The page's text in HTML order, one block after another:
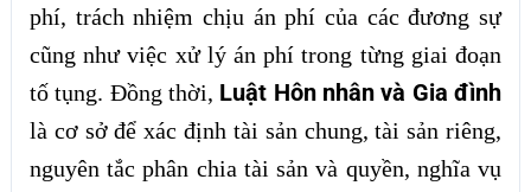
phí, trách nhiệm chịu án phí của các đương sự
cũng như việc xử lý án phí trong từng giai đoạn
tố tụng. Đồng thời, Luật Hôn nhân và Gia đình
là cơ sở để xác định tài sản chung, tài sản riêng,
nguyên tắc phân chia tài sản và quyền, nghĩa vụ